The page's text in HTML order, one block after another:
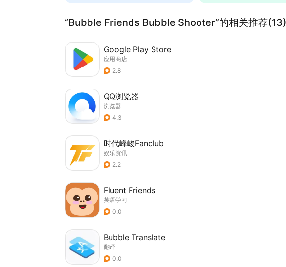
“Bubble Friends Bubble Shooter”的相关推荐(13)
Google Play Store
应用商店
2.8
QQ浏览器
浏览器
4.3
时代峰峻Fanclub
娱乐资讯
2.2
Fluent Friends
英语学习
0.0
Bubble Translate
翻译
0.0